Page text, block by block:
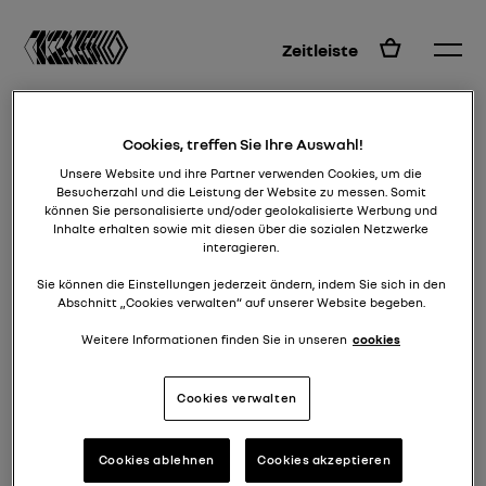
Zeitleiste DE
Wählen Sie die Seite aus, auf
der Sie Ihre Tour fortsetzen
möchten
Cookies, treffen Sie Ihre Auswahl!
Unsere Website und ihre Partner verwenden Cookies, um die
Besucherzahl und die Leistung der Website zu messen. Somit
können Sie personalisierte und/oder geolokalisierte Werbung und
Inhalte erhalten sowie mit diesen über die sozialen Netzwerke
interagieren.
Sie können die Einstellungen jederzeit ändern, indem Sie sich in den
Abschnitt „Cookies verwalten“ auf unserer Website begeben.
Weitere Informationen finden Sie in unseren cookies
Cookies verwalten
Cookies ablehnen Cookies akzeptieren